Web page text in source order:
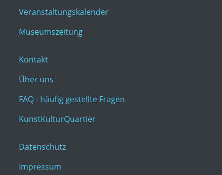
Veranstaltungskalender
Museumszeitung
Kontakt
Über uns
FAQ - häufig gestellte Fragen
KunstKulturQuartier
Datenschutz
Impressum